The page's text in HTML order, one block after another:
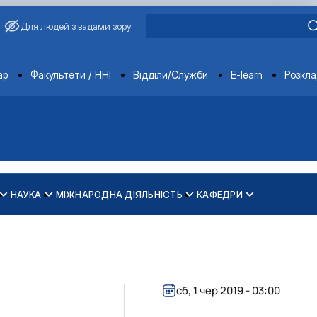
Для людей з вадами зору
Факультети / ННІ Відділи/Служби E-learn
НАУКА МІЖНАРОДНА ДІЯЛЬНІСТЬ
рівності у …
КАФЕДРИ
сб, 1 чер 2019 - 03:00